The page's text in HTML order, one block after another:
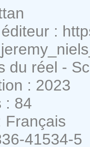
:
du réel -
: 2023
: 84
Français
41534-5